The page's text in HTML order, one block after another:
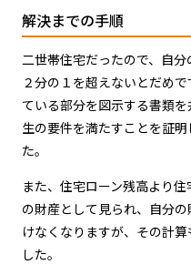
解決までの手順
二世帯住宅だったので、自
２分の１を超えないとだめ
ている部分を図示する書類
生の要件を満たすことを証
た。
また、住宅ローン残高より
の財産として見られ、自分
けなくなりますが、その計
した。